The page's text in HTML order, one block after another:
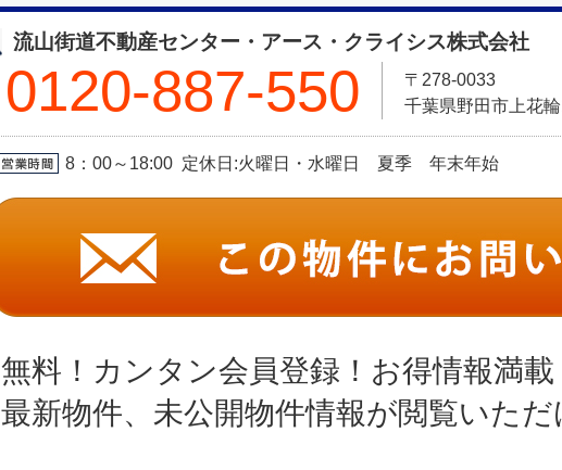
流山街道不動産センター・アース・クライシス株式会社
0120-887-550
〒278-0033
千葉県野田市上花
8：00～18:00 定休日:火曜日・水曜日 夏季 年末年始
無料！カンタン会員登録！お得情報満載
最新物件、未公開物件情報が閲覧いただ